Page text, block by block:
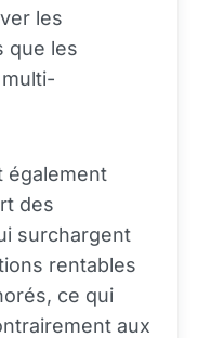
les
que les
également
des
surchargent
rentables
ce qui
aux